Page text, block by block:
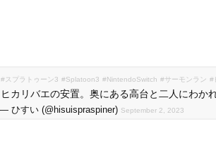
#スプラトゥーン3 #Splatoon3 #NintendoSwitch #サーモンラン #
ヒカリバエの安置。奥にある高台と二人にわか
— ひすい (@hisuispraspiner) September 2, 2023